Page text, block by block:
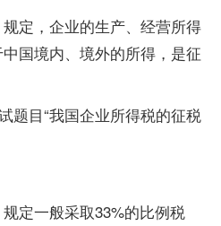
定，企业的生产、经营所得
国境内、境外的所得，是征
题目“我国企业所得税的征税
定一般采取33%的比例税